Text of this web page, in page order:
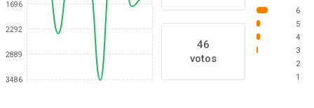
1696
2292
2889
3486
46
votos
6
5
4
3
2
1